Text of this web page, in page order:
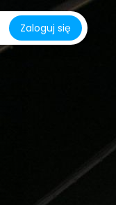
Zaloguj się